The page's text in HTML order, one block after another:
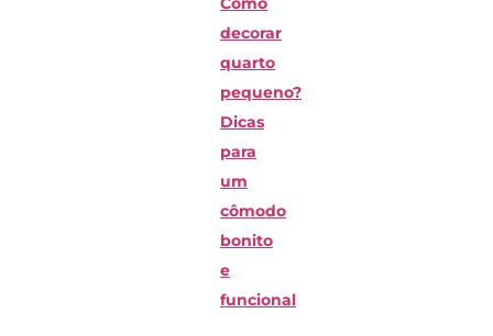
decorar
quarto
pequeno?
Dicas
para
um
cômodo
bonito
e
funcional